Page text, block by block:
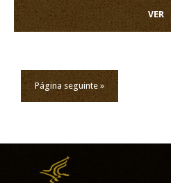
VER
Página seguinte »